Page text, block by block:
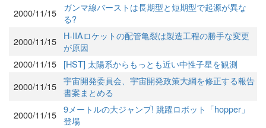
2000/11/15
ガンマ線バーストは長期型と短期型で起源が異な
る?
2000/11/15
H-IIAロケットの配管亀裂は製造工程の勝手な変更
が原因
2000/11/15
[HST] 太陽系からもっとも近い中性子星を観測
2000/11/15 宇宙開発委員会、宇宙開発政策大綱を修正する報告
書案まとめる
2000/11/15 9メートルの大ジャンプ! 跳躍ロボット「hopper」
登場